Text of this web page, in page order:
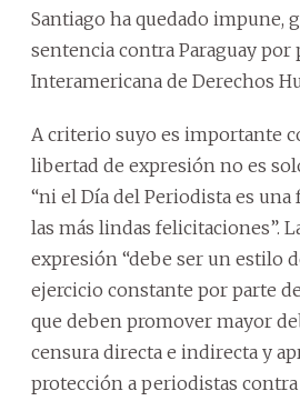
Santiago ha quedado impune,
sentencia contra Paraguay por
Interamericana de Derechos
A criterio suyo es importante
libertad de expresión no es
“ni el Día del Periodista es una
las más lindas felicitaciones”.
expresión “debe ser un estilo
ejercicio constante por parte
que deben promover mayor
censura directa e indirecta y
protección a periodistas